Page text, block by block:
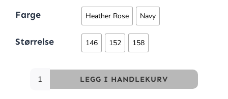
Farge Heather Rose Navy
Størrelse 146 152 158
LEGG I HANDLEKURV